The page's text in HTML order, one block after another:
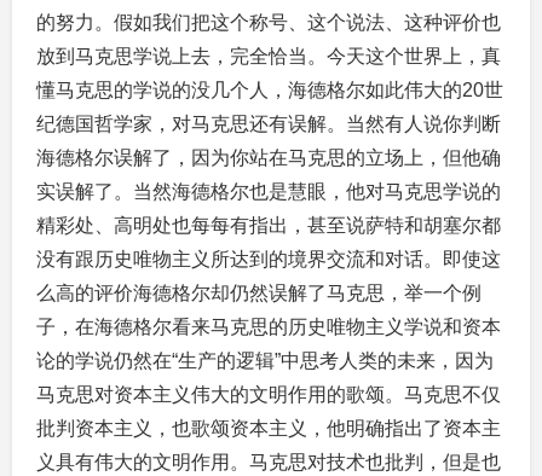
的努力。假如我们把这个称号、这个说法、这种评价也
放到马克思学说上去，完全恰当。今天这个世界上，真
懂马克思的学说的没几个人，海德格尔如此伟大的20世
纪德国哲学家，对马克思还有误解。当然有人说你判断
海德格尔误解了，因为你站在马克思的立场上，但他确
实误解了。当然海德格尔也是慧眼，他对马克思学说的
精彩处、高明处也每每有指出，甚至说萨特和胡塞尔都
没有跟历史唯物主义所达到的境界交流和对话。即使这
么高的评价海德格尔却仍然误解了马克思，举一个例
子，在海德格尔看来马克思的历史唯物主义学说和资本
论的学说仍然在“生产的逻辑”中思考人类的未来，因为
马克思对资本主义伟大的文明作用的歌颂。马克思不仅
批判资本主义，也歌颂资本主义，他明确指出了资本主
义具有伟大的文明作用。马克思对技术也批判，但是也